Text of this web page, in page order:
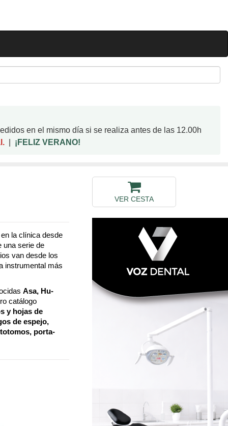
en el mismo día si se realiza antes de las 12.00h
¡FELIZ VERANO!
la clínica desde
una serie de
van desde los
instrumental más
Asa, Hu-
catálogo
y hojas de
de espejo,
porta-
VER CESTA